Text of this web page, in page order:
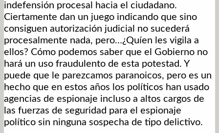
indefensión procesal hacia el ciudadano.
Ciertamente dan un juego indicando que sino
consiguen autorización judicial no sucederá
procesalmente nada, pero…¿Quíen les vigila a
ellos? Cómo podemos saber que el Gobierno no
hará un uso fraudulento de esta potestad. Y
puede que le parezcamos paranoicos, pero es un
hecho que en estos años los políticos han usado
agencias de espionaje incluso a altos cargos de
las fuerzas de seguridad para el espionaje
político sin ninguna sospecha de tipo delictivo.